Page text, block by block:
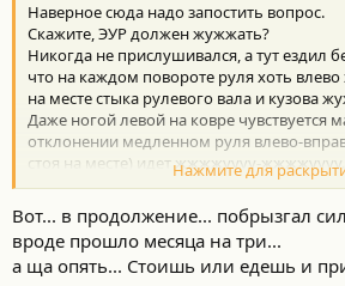
Наверное сюда надо запостить вопрос.
Скажите, ЭУР должен жужжать?
Никогда не прислушивался, а тут ездил
что на каждом повороте руля хоть влево
на месте стыка рулевого вала и кузова
Даже ногой левой на ковре чувствуется
отклонении медленном руля влево-
стоя на месте) идет жжжжуууу-
резинки трутся. Ну да - звук малость
Короче жужжит ли ЭУР? И почему?
Нажмите для
Вот... в продолжение... побрызгал
вроде прошло месяца на три...
а ща опять... Стоишь или едешь и